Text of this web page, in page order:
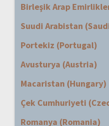
Birleşik Arap
Suudi Arabistan
Portekiz (Portugal)
Avusturya (Austria)
Macaristan (Hungary)
Çek Cumhuriyeti
Romanya (Romania)